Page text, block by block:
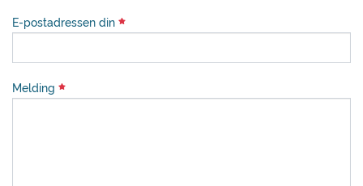
E-postadressen din
Melding